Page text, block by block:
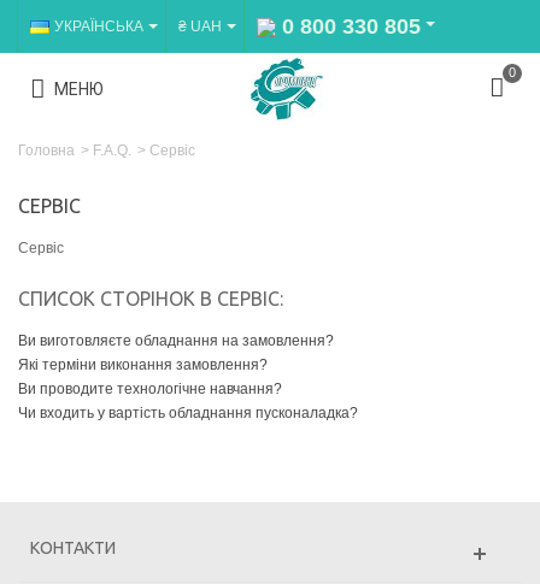
УКРАЇНСЬКА ₴ UAH 0 800 330 805
МЕНЮ
0
Головна > F.A.Q. > Сервіс
СЕРВІС
Сервіс
СПИСОК СТОРІНОК В СЕРВІС:
Ви виготовляєте обладнання на замовлення?
Які терміни виконання замовлення?
Ви проводите технологічне навчання?
Чи входить у вартість обладнання пусконаладка?
КОНТАКТИ